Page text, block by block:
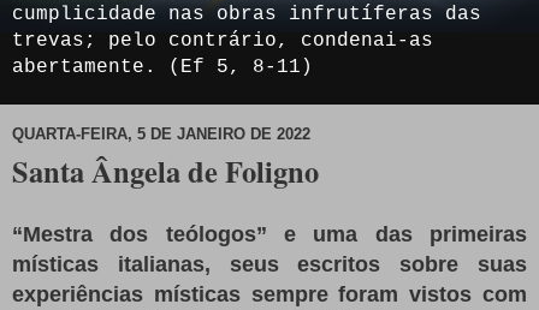
cumplicidade nas obras infrutíferas das
trevas; pelo contrário, condenai-as
abertamente. (Ef 5, 8-11)
QUARTA-FEIRA, 5 DE JANEIRO DE 2022
Santa Ângela de Foligno
“Mestra dos teólogos” e uma das primeiras
místicas italianas, seus escritos sobre suas
experiências místicas sempre foram vistos com